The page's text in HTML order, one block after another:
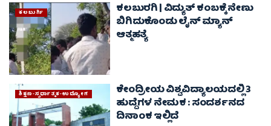
ಕಲಬುರ್ಗಿ ಕಲಬುರಗಿ | ವಿದ್ಯುತ್ ಕಂಬಕ್ಕೆ ನೇಣು
ಬಿಗಿದುಕೊಂಡು ಲೈನ್ ಮ್ಯಾನ್
ಆತ್ಮಹತ್ಯೆ
ಶಿಕ್ಷಣ-ಸ್ಪರ್ಧಾತ್ಮಕ-ಉದ್ಯೋಗ ಕೇಂದ್ರೀಯ ವಿಶ್ವವಿದ್ಯಾಲಯದಲ್ಲಿ 3
ಹುದ್ದೆಗಳ ನೇಮಕ : ಸಂದರ್ಶನದ
ದಿನಾಂಕ ಇಲ್ಲಿದೆ